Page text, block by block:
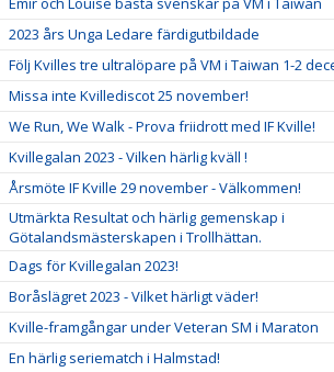
2023 års Unga Ledare färdigutbildade
Följ Kvilles tre ultralöpare på VM i Taiwan 1-2
Missa inte Kvillediscot 25 november!
We Run, We Walk - Prova friidrott med IF Kville!
Kvillegalan 2023 - Vilken härlig kväll !
Årsmöte IF Kville 29 november - Välkommen!
Utmärkta Resultat och härlig gemenskap i
Götalandsmästerskapen i Trollhättan.
Dags för Kvillegalan 2023!
Boråslägret 2023 - Vilket härligt väder!
Kville-framgångar under Veteran SM i Maraton
En härlig seriematch i Halmstad!